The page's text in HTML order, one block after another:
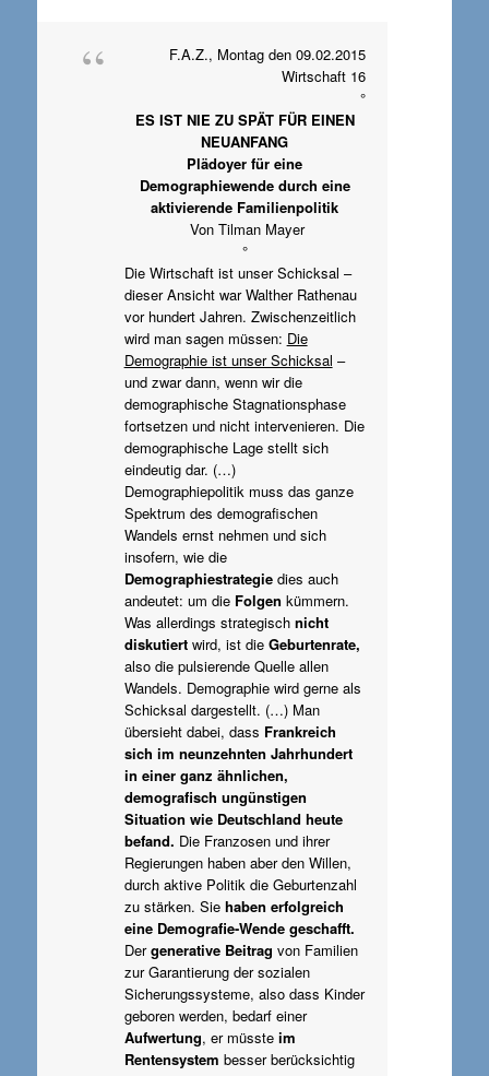
F.A.Z., Montag den 09.02.2015
Wirtschaft 16
°
ES IST NIE ZU SPÄT FÜR EINEN
NEUANFANG
Plädoyer für eine
Demographiewende durch eine
aktivierende Familienpolitik
Von Tilman Mayer
°
Die Wirtschaft ist unser Schicksal –
dieser Ansicht war Walther Rathenau
vor hundert Jahren. Zwischenzeitlich
wird man sagen müssen: Die
Demographie ist unser Schicksal –
und zwar dann, wenn wir die
demographische Stagnationsphase
fortsetzen und nicht intervenieren. Die
demographische Lage stellt sich
eindeutig dar. (…)
Demographiepolitik muss das ganze
Spektrum des demografischen
Wandels ernst nehmen und sich
insofern, wie die
Demographiestrategiedies auch
andeutet: um die Folgen kümmern.
Was allerdings strategisch nicht
diskutiert wird, ist die Geburtenrate,
also die pulsierende Quelle allen
Wandels. Demographie wird gerne als
Schicksal dargestellt. (…) Man
übersieht dabei, dass Frankreich
sich im neunzehnten Jahrhundert
in einer ganz ähnlichen,
demografisch ungünstigen
Situation wie Deutschland heute
befand. Die Franzosen und ihrer
Regierungen haben aber den Willen,
durch aktive Politik die Geburtenzahl
zu stärken. Sie haben erfolgreich
eine Demografie-Wende geschafft.
Dergenerative Beitrag von Familien
zur Garantierung der sozialen
Sicherungssysteme, also dass Kinder
geboren werden, bedarf einer
Aufwertung, er müssteim
Rentensystem besser berücksichtig